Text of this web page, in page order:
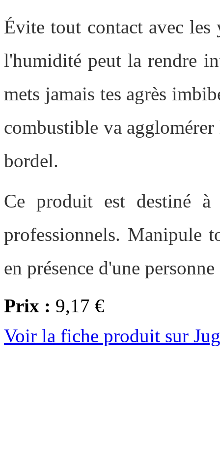
Évite tout contact avec les
l'humidité peut la rendre
mets jamais tes agrès
combustible va
bordel.
Ce produit est destiné
professionnels. Manipule
en présence d'une
Prix : 9,17 €
Voir la fiche produit sur